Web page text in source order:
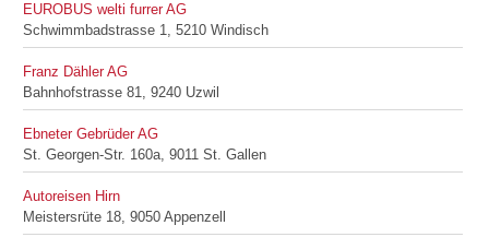
EUROBUS welti furrer AG
Schwimmbadstrasse 1, 5210 Windisch
Franz Dähler AG
Bahnhofstrasse 81, 9240 Uzwil
Ebneter Gebrüder AG
St. Georgen-Str. 160a, 9011 St. Gallen
Autoreisen Hirn
Meistersrüte 18, 9050 Appenzell